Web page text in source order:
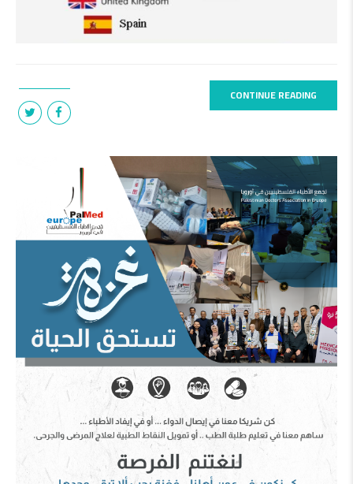
CONTINUE READING